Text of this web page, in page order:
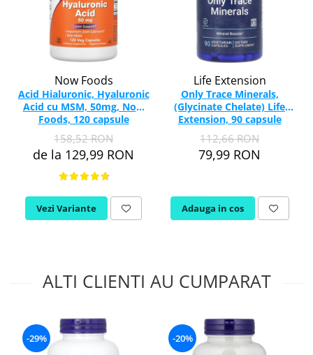
Now Foods
Acid Hialuronic, Hyaluronic
Acid cu MSM, 50mg, Now
Foods, 120 capsule
158,52 RON
de la 129,99 RON
Vezi Variante
Life Extension
Only Trace Minerals,
(Glycinate Chelate) Life
Extension, 90 capsule
112,66 RON
79,99 RON
Adauga in cos
ALTI CLIENTI AU CUMPARAT
-29% -20%